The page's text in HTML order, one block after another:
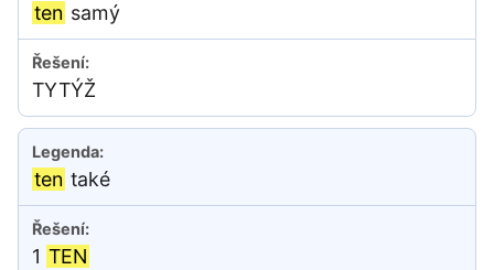
ten samý
TYTÝŽ
ten také
1 TEN